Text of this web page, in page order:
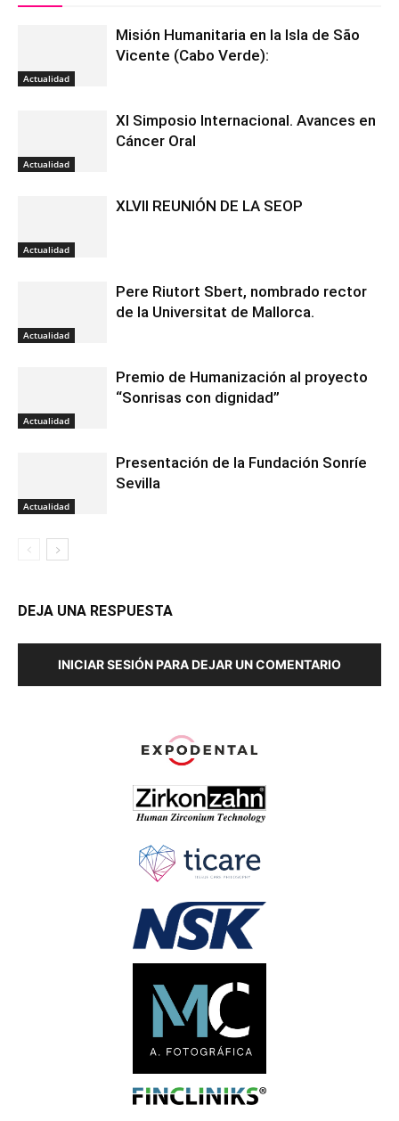
Actualidad
Misión Humanitaria en la Isla de São
Vicente (Cabo Verde):
Actualidad
XI Simposio Internacional. Avances en
Cáncer Oral
Actualidad
XLVII REUNIÓN DE LA SEOP
Actualidad
Pere Riutort Sbert, nombrado rector
de la Universitat de Mallorca.
Actualidad
Premio de Humanización al proyecto
“Sonrisas con dignidad”
Actualidad
Presentación de la Fundación Sonríe
Sevilla
DEJA UNA RESPUESTA
INICIAR SESIÓN PARA DEJAR UN COMENTARIO